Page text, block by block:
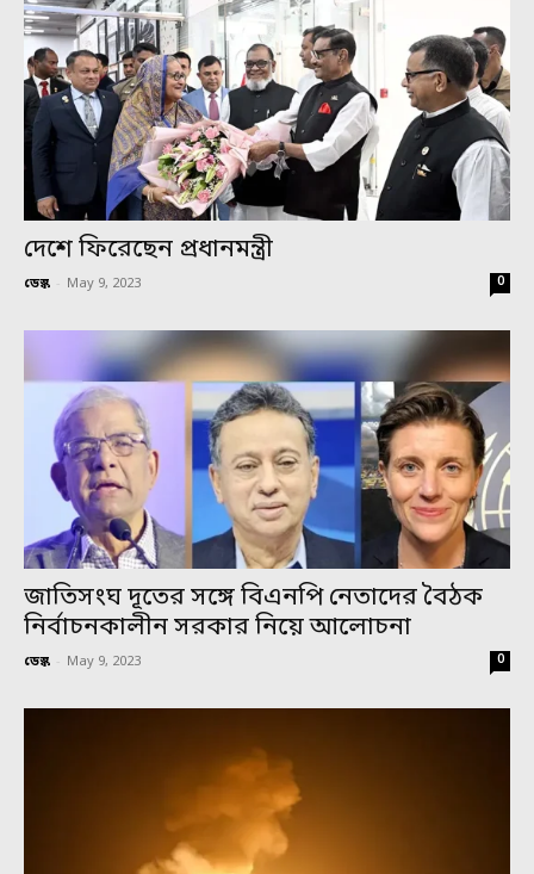
দেশে ফিরেছেন প্রধানমন্ত্রী
ডেস্ক - May 9, 2023 0
জাতিসংঘ দূতের সঙ্গে বিএনপি নেতাদের বৈঠক
নির্বাচনকালীন সরকার নিয়ে আলোচনা
ডেস্ক - May 9, 2023 0